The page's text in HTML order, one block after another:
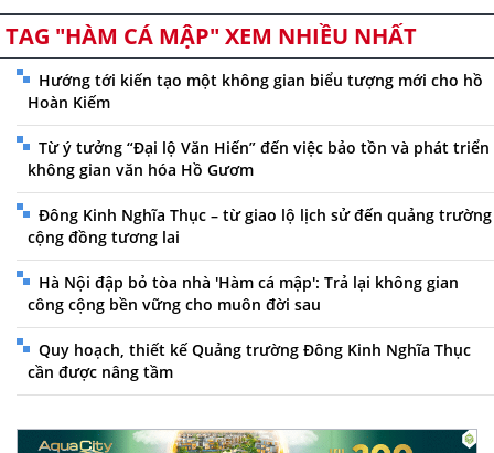
TAG "HÀM CÁ MẬP" XEM NHIỀU NHẤT
Hướng tới kiến tạo một không gian biểu tượng mới cho hồ
Hoàn Kiếm
Từ ý tưởng “Đại lộ Văn Hiến” đến việc bảo tồn và phát triển
không gian văn hóa Hồ Gươm
Đông Kinh Nghĩa Thục – từ giao lộ lịch sử đến quảng trường
cộng đồng tương lai
Hà Nội đập bỏ tòa nhà 'Hàm cá mập': Trả lại không gian
công cộng bền vững cho muôn đời sau
Quy hoạch, thiết kế Quảng trường Đông Kinh Nghĩa Thục
cần được nâng tầm